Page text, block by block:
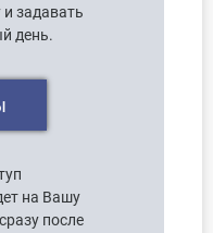
задавать
день.
на Вашу
после